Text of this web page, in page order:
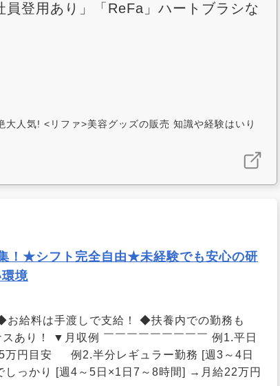
登用あり」「ReFa」ハートブラシな
人気! <リファ>美容グッズの販売 知識や経験はいり
！★シフト完全自由★未経験でも安心の研
境
給料は手渡しで支給！ ◆扶養内での勤務も
あり！ ▼月収例 ￣￣￣￣￣￣￣￣￣ 例1.平日
万円目安 例2.半分レギュラー勤務 [週3～4日
っかり [週4～5日×1日7～8時間] →月給22万円